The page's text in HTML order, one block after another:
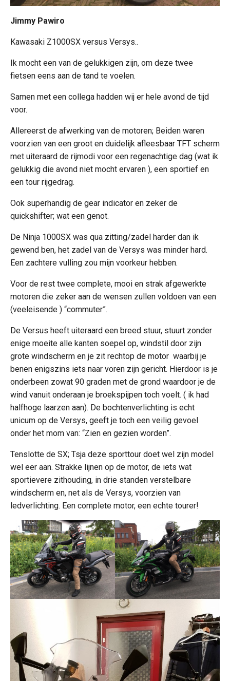
Jimmy Pawiro
Kawasaki Z1000SX versus Versys..
Ik mocht een van de gelukkigen zijn, om deze twee
fietsen eens aan de tand te voelen.
Samen met een collega hadden wij er hele avond de tijd
voor.
Allereerst de afwerking van de motoren; Beiden waren
voorzien van een groot en duidelijk afleesbaar TFT scherm
met uiteraard de rijmodi voor een regenachtige dag (wat ik
gelukkig die avond niet mocht ervaren ), een sportief en
een tour rijgedrag.
Ook superhandig de gear indicator en zeker de
quickshifter; wat een genot.
De Ninja 1000SX was qua zitting/zadel harder dan ik
gewend ben, het zadel van de Versys was minder hard.
Een zachtere vulling zou mijn voorkeur hebben.
Voor de rest twee complete, mooi en strak afgewerkte
motoren die zeker aan de wensen zullen voldoen van een
(veeleisende ) “commuter”.
De Versus heeft uiteraard een breed stuur, stuurt zonder
enige moeite alle kanten soepel op, windstil door zijn
grote windscherm en je zit rechtop de motor waarbij je
benen enigszins iets naar voren zijn gericht. Hierdoor is je
onderbeen zowat 90 graden met de grond waardoor je de
wind vanuit onderaan je broekspijpen toch voelt. ( ik had
halfhoge laarzen aan). De bochtenverlichting is echt
unicum op de Versys, geeft je toch een veilig gevoel
onder het mom van: “Zien en gezien worden”.
Tenslotte de SX; Tsja deze sporttour doet wel zijn model
wel eer aan. Strakke lijnen op de motor, de iets wat
sportievere zithouding, in drie standen verstelbare
windscherm en, net als de Versys, voorzien van
ledverlichting. Een complete motor, een echte tourer!